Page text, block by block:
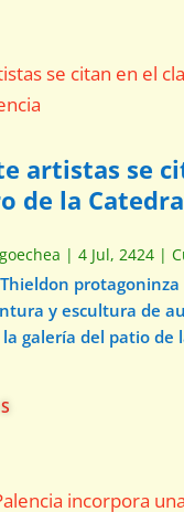
artistas se
de la
| 4 Jul, 2424|
y escultura de
galería del patio de